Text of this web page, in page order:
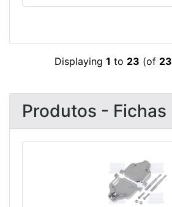
Displaying 1 to 23 (of 23
Produtos - Fichas